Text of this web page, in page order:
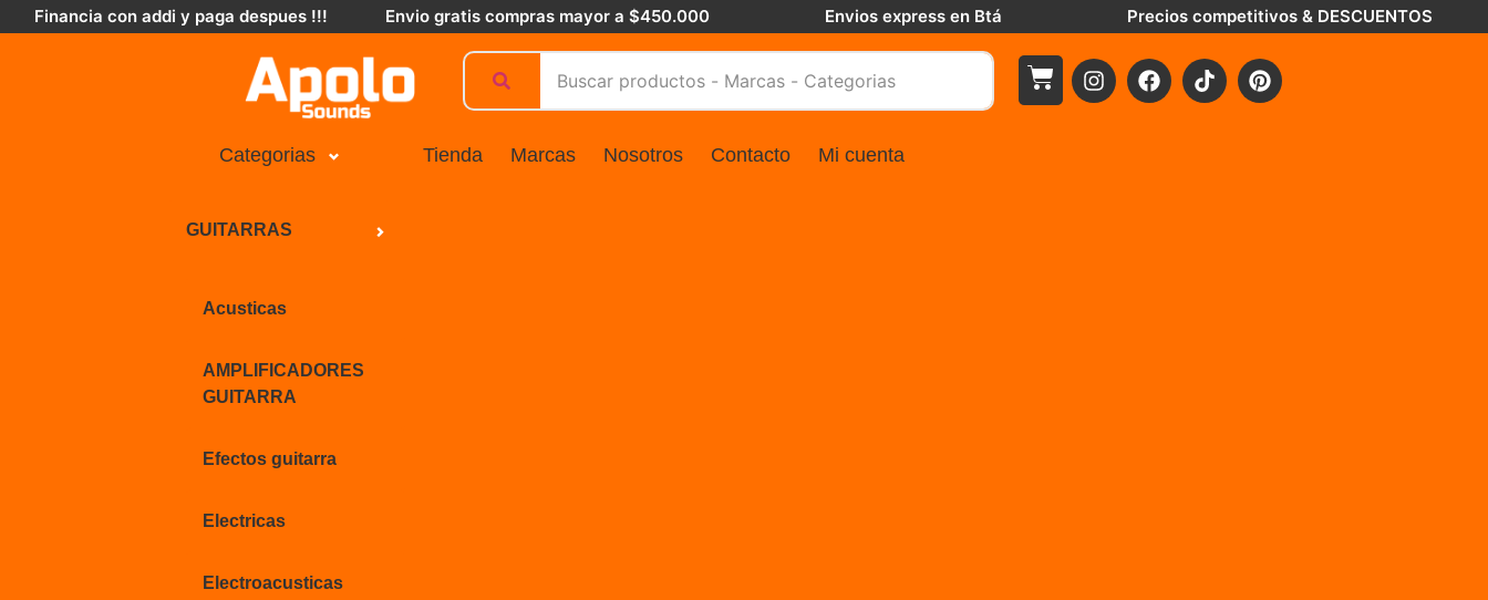
Financia con addi y paga despues !!! Envio gratis compras mayor a $450.000 Envios express en Btá Precios competitivos & DESCUENTOS
Categorias
GUITARRAS
Acusticas
AMPLIFICADORES
GUITARRA
Efectos guitarra
Electricas
Electroacusticas
Tienda Marcas Nosotros Contacto Mi cuenta